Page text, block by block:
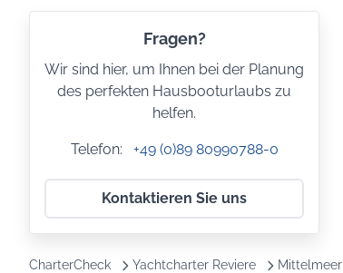
Fragen?
Wir sind hier, um Ihnen bei der Planung
des perfekten Hausbooturlaubs zu
helfen.
Telefon: +49 (0)89 80990788-0
Kontaktieren Sie uns
CharterCheck Yachtcharter Reviere Mittelmeer